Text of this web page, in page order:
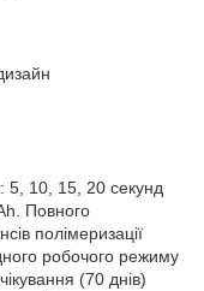
5, 10, 15, 20 секунд
Повного
полімеризації
робочого режиму
(70 днів)